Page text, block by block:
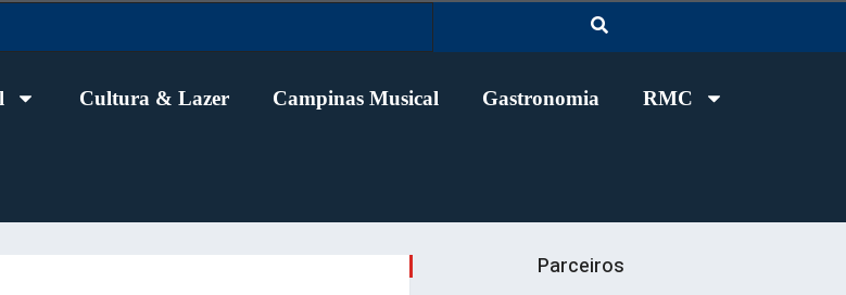
Cultura & Lazer Campinas Musical Gastronomia RMC
Parceiros